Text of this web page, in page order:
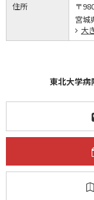
住所
〒
宮城
大
東北大学病